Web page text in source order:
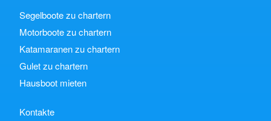
Segelboote zu chartern
Motorboote zu chartern
Katamaranen zu chartern
Gulet zu chartern
Hausboot mieten
Kontakte